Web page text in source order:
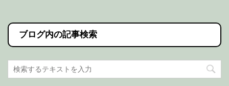
ブログ内の記事検索